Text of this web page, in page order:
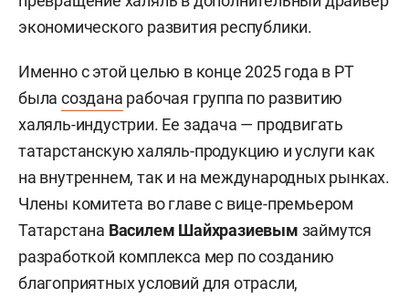
экономического развития республики.
Именно с этой целью в конце 2025 года в РТ
была создана рабочая группа по развитию
халяль-индустрии. Ее задача — продвигать
татарстанскую халяль-продукцию и услуги как
на внутреннем, так и на международных рынках.
Члены комитета во главе с вице-премьером
Татарстана Василем Шайхразиевым займутся
разработкой комплекса мер по созданию
благоприятных условий для отрасли,